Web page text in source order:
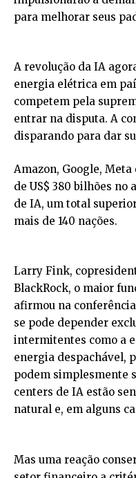
para melhorar seus
A revolução da IA
energia elétrica em
competem pela
entrar na disputa. A
disparando para dar
Amazon, Google,
de US$ 380 bilhões
de IA, um total
mais de 140 nações.
Larry Fink,
BlackRock, o maior
afirmou na conferência
se pode depender
intermitentes como a
energia despachável,
podem simplesmente
centers de IA estão
natural e, em alguns
Mas uma reação